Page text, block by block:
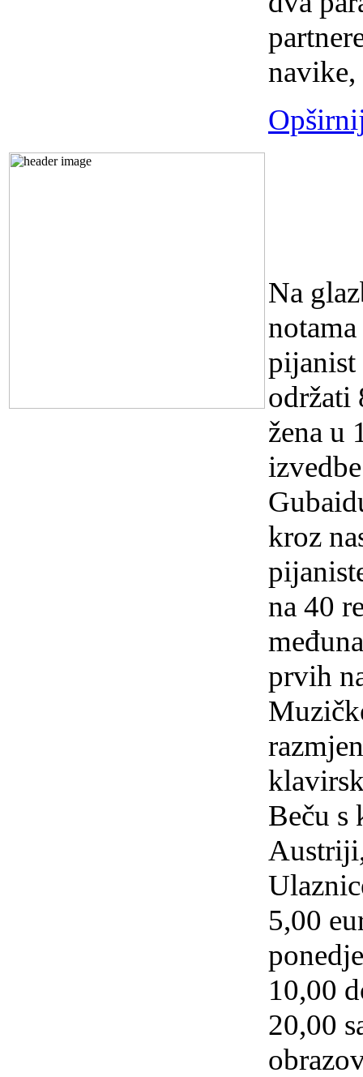
navike,
Na
pijanist
održati
žena u
kroz
na 40
prvih
Beču s
5,00
10,00
20,00